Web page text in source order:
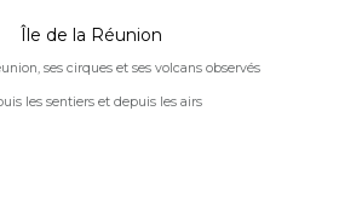
Île de la Réunion
ses cirques et ses volcans observés
les sentiers et depuis les airs